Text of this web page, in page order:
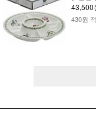
43,500
430원